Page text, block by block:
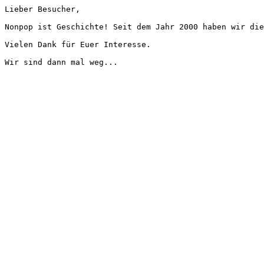
Lieber Besucher,
Nonpop ist Geschichte! Seit dem Jahr 2000 haben wir
Vielen Dank für Euer Interesse.
Wir sind dann mal weg...